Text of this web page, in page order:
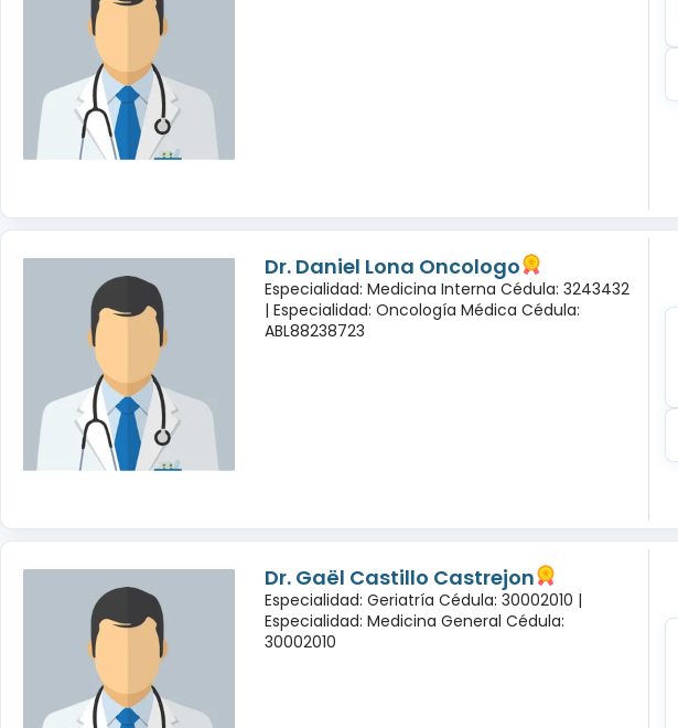
Dr. Daniel Lona Oncologo
Especialidad: Medicina Interna Cédula: 3243432
| Especialidad: Oncología Médica Cédula:
ABL88238723
Dr. Gaël Castillo Castrejon
Especialidad: Geriatría Cédula: 30002010 |
Especialidad: Medicina General Cédula:
30002010